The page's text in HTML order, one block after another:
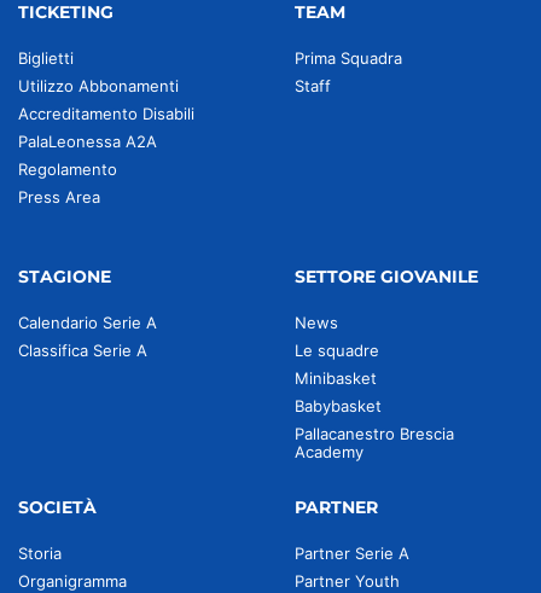
TICKETING
Biglietti
Utilizzo Abbonamenti
Accreditamento Disabili
PalaLeonessa A2A
Regolamento
Press Area
TEAM
Prima Squadra
Staff
STAGIONE
Calendario Serie A
Classifica Serie A
SETTORE GIOVANILE
News
Le squadre
Minibasket
Babybasket
Pallacanestro Brescia
Academy
SOCIETÀ
Storia
Organigramma
PARTNER
Partner Serie A
Partner Youth